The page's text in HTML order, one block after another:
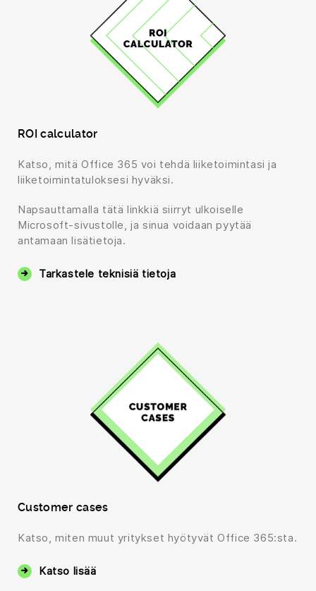
ROI calculator
Katso, mitä Office 365 voi tehdä liiketoimintasi ja
liiketoimintatuloksesi hyväksi.
Napsauttamalla tätä linkkiä siirryt ulkoiselle
Microsoft-sivustolle, ja sinua voidaan pyytää
antamaan lisätietoja.
Tarkastele teknisiä tietoja
Customer cases
Katso, miten muut yritykset hyötyvät Office 365:sta.
Katso lisää